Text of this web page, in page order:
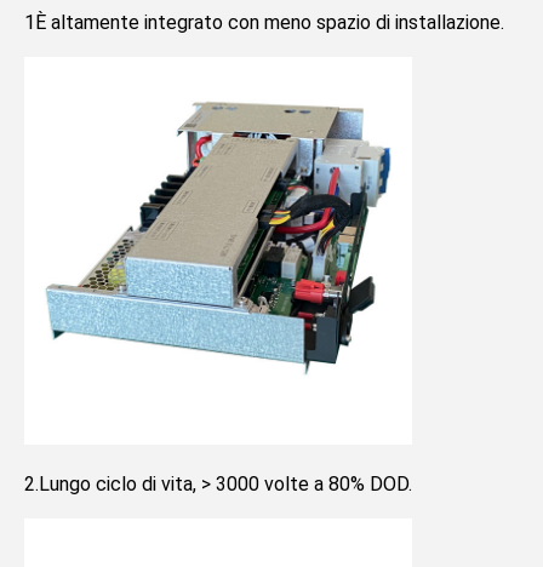
1È altamente integrato con meno spazio di installazione.
2.Lungo ciclo di vita, > 3000 volte a 80% DOD.